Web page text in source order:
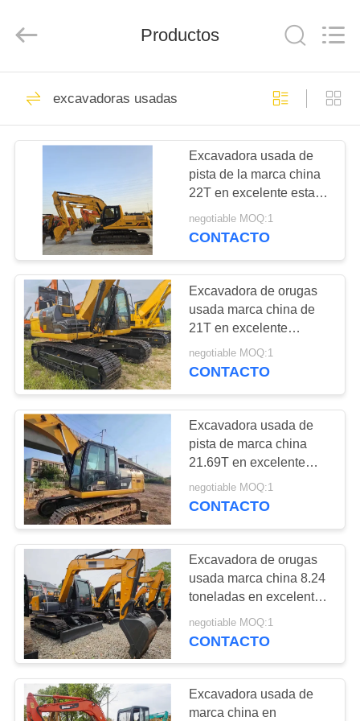
HOGAR
PRODUCTOS
SOBRE
NOSOTROS
VIAJE
LA
FÁBRICA
CONTROL
DE
CALIDAD
ÉNTRENOS
EN
CONTACTO
CON
PIDA
UNA
CITA
INDUSTRY
Rights
Autobús usado del
práctico de costa
160
Autobuses usados
de Yutong
907
Mini autobús usado
199
Camión usado del
tractor
189
Productos
excavadoras usadas
Excavadora usada de
pista de la marca china
22T en excelente estado
capacidad 1.1m3
potencia nominal 112kW
negotiable MOQ:1
CONTACTO
Excavadora de orugas
usada marca china de
21T en excelente
estado, capacidad 1m³,
potencia nominal 103kW
negotiable MOQ:1
CONTACTO
Excavadora usada de
pista de marca china
21.69T en excelente
estado capacidad 1m3
potencia nominal 104kW
negotiable MOQ:1
CONTACTO
Excavadora de orugas
usada marca china 8.24
toneladas en excelente
estado capacidad 0.3m³
potencia nominal
negotiable MOQ:1
CONTACTO
Excavadora usada de
marca china en